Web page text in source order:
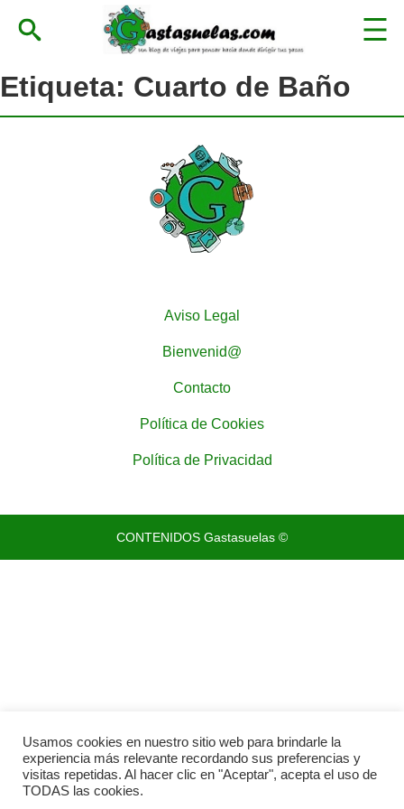
Etiqueta: Cuarto de Baño
Aviso Legal
Bienvenid@
Contacto
Política de Cookies
Política de Privacidad
CONTENIDOS Gastasuelas ©
Usamos cookies en nuestro sitio web para brindarle la
experiencia más relevante recordando sus preferencias y
visitas repetidas. Al hacer clic en "Aceptar", acepta el uso de
TODAS las cookies.